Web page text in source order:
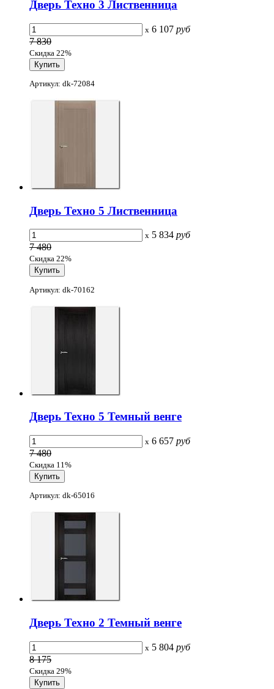
Дверь Техно 3 Лиственница
x 6 107 руб
7 830
Скидка 22%
Артикул: dk-72084
Дверь Техно 5 Лиственница
x 5 834 руб
7 480
Скидка 22%
Артикул: dk-70162
Дверь Техно 5 Темный венге
x 6 657 руб
7 480
Скидка 11%
Артикул: dk-65016
Дверь Техно 2 Темный венге
x 5 804 руб
8 175
Скидка 29%